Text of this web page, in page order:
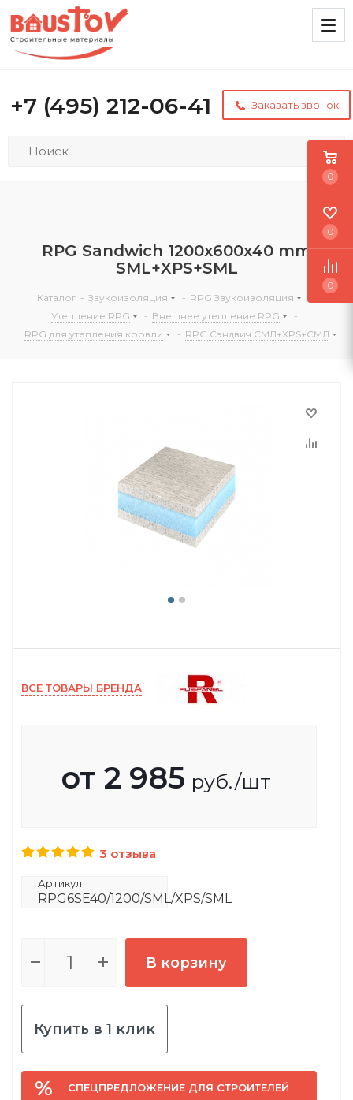
+7 (495) 212-06-41 Заказать звонок
RPG Sandwich 1200х600х40 mm
SML+XPS+SML
Каталог - Звукоизоляция - RPG Звукоизоляция
Утепление RPG
- Внешнее утепление RPG
-
RPG для утепления кровли
- RPG Сэндвич СМЛ+XPS+СМЛ
ВСЕ ТОВАРЫ БРЕНДА
от 2 985 руб./шт
3 отзыва
Артикул
RPG6SE40/1200/SML/XPS/SML
В корзину
Купить в 1 клик
СПЕЦПРЕДЛОЖЕНИЕ ДЛЯ СТРОИТЕЛЕЙ
0
0
0